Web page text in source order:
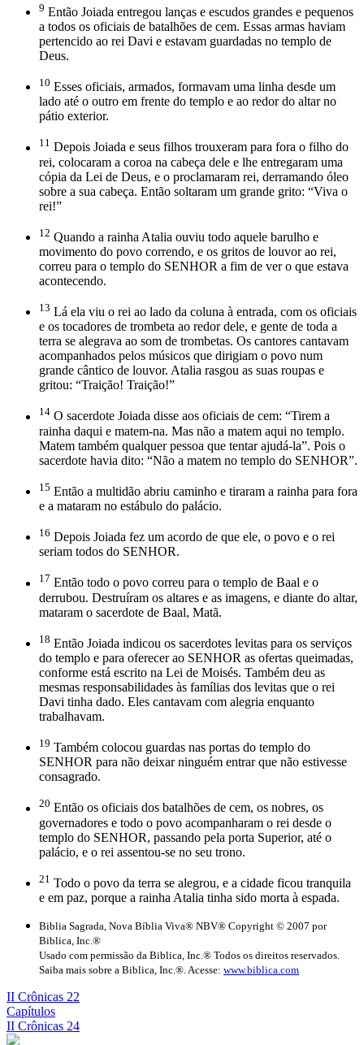
9 Então Joiada entregou lanças e escudos grandes e pequenos
a todos os oficiais de batalhões de cem. Essas armas haviam
pertencido ao rei Davi e estavam guardadas no templo de
Deus.
10 Esses oficiais, armados, formavam uma linha desde um
lado até o outro em frente do templo e ao redor do altar no
pátio exterior.
11 Depois Joiada e seus filhos trouxeram para fora o filho do
rei, colocaram a coroa na cabeça dele e lhe entregaram uma
cópia da Lei de Deus, e o proclamaram rei, derramando óleo
sobre a sua cabeça. Então soltaram um grande grito: “Viva o
rei!”
12 Quando a rainha Atalia ouviu todo aquele barulho e
movimento do povo correndo, e os gritos de louvor ao rei,
correu para o templo do SENHOR a fim de ver o que estava
acontecendo.
13 Lá ela viu o rei ao lado da coluna à entrada, com os oficiais
e os tocadores de trombeta ao redor dele, e gente de toda a
terra se alegrava ao som de trombetas. Os cantores cantavam
acompanhados pelos músicos que dirigiam o povo num
grande cântico de louvor. Atalia rasgou as suas roupas e
gritou: “Traição! Traição!”
14 O sacerdote Joiada disse aos oficiais de cem: “Tirem a
rainha daqui e matem-na. Mas não a matem aqui no templo.
Matem também qualquer pessoa que tentar ajudá-la”. Pois o
sacerdote havia dito: “Não a matem no templo do SENHOR”.
15 Então a multidão abriu caminho e tiraram a rainha para fora
e a mataram no estábulo do palácio.
16 Depois Joiada fez um acordo de que ele, o povo e o rei
seriam todos do SENHOR.
17 Então todo o povo correu para o templo de Baal e o
derrubou. Destruíram os altares e as imagens, e diante do altar,
mataram o sacerdote de Baal, Matã.
18 Então Joiada indicou os sacerdotes levitas para os serviços
do templo e para oferecer ao SENHOR as ofertas queimadas,
conforme está escrito na Lei de Moisés. Também deu as
mesmas responsabilidades às famílias dos levitas que o rei
Davi tinha dado. Eles cantavam com alegria enquanto
trabalhavam.
19 Também colocou guardas nas portas do templo do
SENHOR para não deixar ninguém entrar que não estivesse
consagrado.
20 Então os oficiais dos batalhões de cem, os nobres, os
governadores e todo o povo acompanharam o rei desde o
templo do SENHOR, passando pela porta Superior, até o
palácio, e o rei assentou-se no seu trono.
21 Todo o povo da terra se alegrou, e a cidade ficou tranquila
e em paz, porque a rainha Atalia tinha sido morta à espada.
Biblia Sagrada, Nova Bíblia Viva® NBV® Copyright © 2007 por
Biblica, Inc.®
Usado com permissão da Biblica, Inc.® Todos os direitos reservados.
Saiba mais sobre a Biblica, Inc.®. Acesse: www.biblica.com
II Crônicas 22
Capítulos
II Crônicas 24